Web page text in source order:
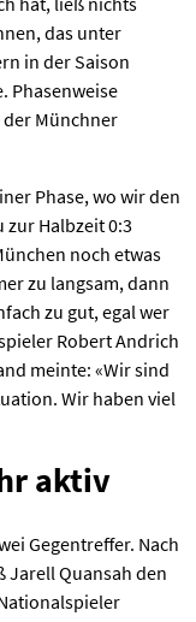
das unter
in der Saison
Phasenweise
Münchner
Phase, wo wir den
zur Halbzeit 0:3
noch etwas
zu langsam, dann
zu gut, egal wer
Robert Andrich
meinte: «Wir sind
Wir haben viel
aktiv
Gegentreffer. Nach
Jarell Quansah den